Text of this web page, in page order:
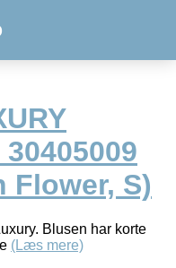
Flower, S)
Blusen har korte
(Læs mere)